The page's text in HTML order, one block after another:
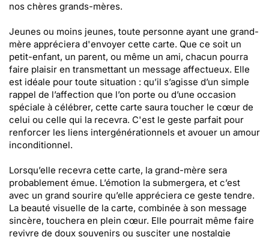
nos chères grands-mères.
Jeunes ou moins jeunes, toute personne ayant une grand-
mère appréciera d'envoyer cette carte. Que ce soit un
petit-enfant, un parent, ou même un ami, chacun pourra
faire plaisir en transmettant un message affectueux. Elle
est idéale pour toute situation : qu’il s’agisse d’un simple
rappel de l’affection que l’on porte ou d’une occasion
spéciale à célébrer, cette carte saura toucher le cœur de
celui ou celle qui la recevra. C'est le geste parfait pour
renforcer les liens intergénérationnels et avouer un amour
inconditionnel.
Lorsqu’elle recevra cette carte, la grand-mère sera
probablement émue. L’émotion la submergera, et c’est
avec un grand sourire qu’elle appréciera ce geste tendre.
La beauté visuelle de la carte, combinée à son message
sincère, touchera en plein cœur. Elle pourrait même faire
revivre de doux souvenirs ou susciter une nostalgie